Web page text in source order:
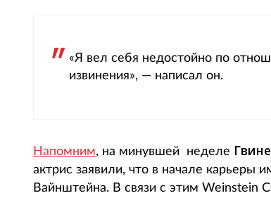
«Я вел себя недостойно по
извинения», — написал он.
Напомним, на минувшей неделе
актрис заявили, что в начале карьеры
Вайнштейна. В связи с этим Weinstein